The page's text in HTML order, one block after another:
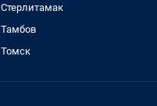
Стерлитамак
Тамбов
Томск